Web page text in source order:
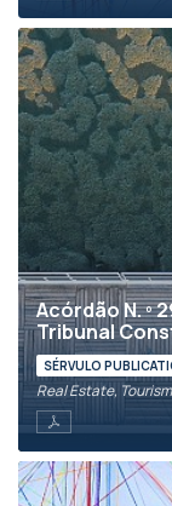
Acórdão N. º
Tribunal
SÉRVULO
Real Estate,